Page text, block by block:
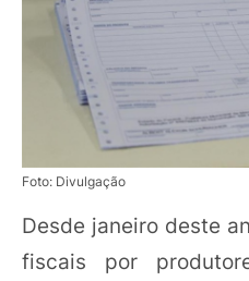
Foto: Divulgação
Desde janeiro deste
fiscais por